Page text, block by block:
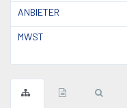
ANBIETER
MWST